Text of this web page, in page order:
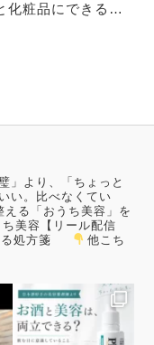
化粧品にできるこ
」より、「ちょっと
い。比べなくてい
える「おうち美容」を
美容【リール配信
処方箋
他こち